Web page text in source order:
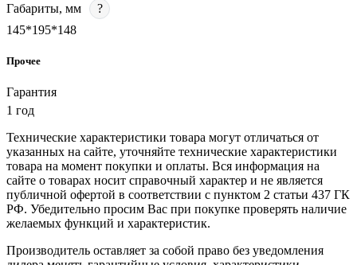
Габариты, мм
?
145*195*148
Прочее
Гарантия
1 год
Технические характеристики товара могут отличаться от
указанных на сайте, уточняйте технические характеристики
товара на момент покупки и оплаты. Вся информация на
сайте о товарах носит справочный характер и не является
публичной офертой в соответствии с пунктом 2 статьи 437 ГК
РФ. Убедительно просим Вас при покупке проверять наличие
желаемых функций и характеристик.
Производитель оставляет за собой право без уведомления